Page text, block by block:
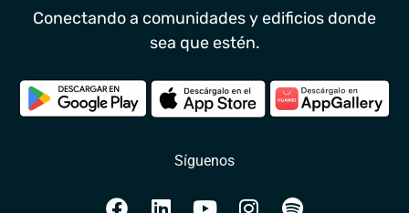
Conectando a comunidades y edificios donde
sea que estén.
Síguenos